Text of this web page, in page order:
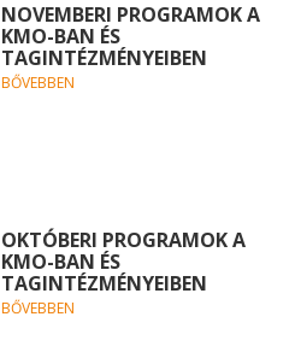
NOVEMBERI PROGRAMOK A
KMO-BAN ÉS
TAGINTÉZMÉNYEIBEN
BŐVEBBEN
OKTÓBERI PROGRAMOK A
KMO-BAN ÉS
TAGINTÉZMÉNYEIBEN
BŐVEBBEN